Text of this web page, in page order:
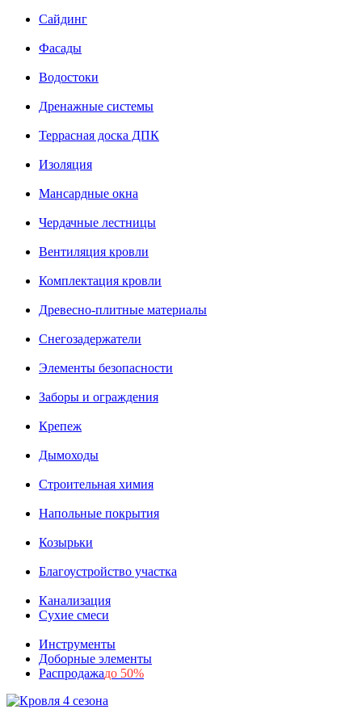
Сайдинг
Фасады
Водостоки
Дренажные системы
Террасная доска ДПК
Изоляция
Мансардные окна
Чердачные лестницы
Вентиляция кровли
Комплектация кровли
Древесно-плитные материалы
Снегозадержатели
Элементы безопасности
Заборы и ограждения
Крепеж
Дымоходы
Строительная химия
Напольные покрытия
Козырьки
Благоустройство участка
Канализация
Сухие смеси
Инструменты
Доборные элементы
Распродажадо 50%